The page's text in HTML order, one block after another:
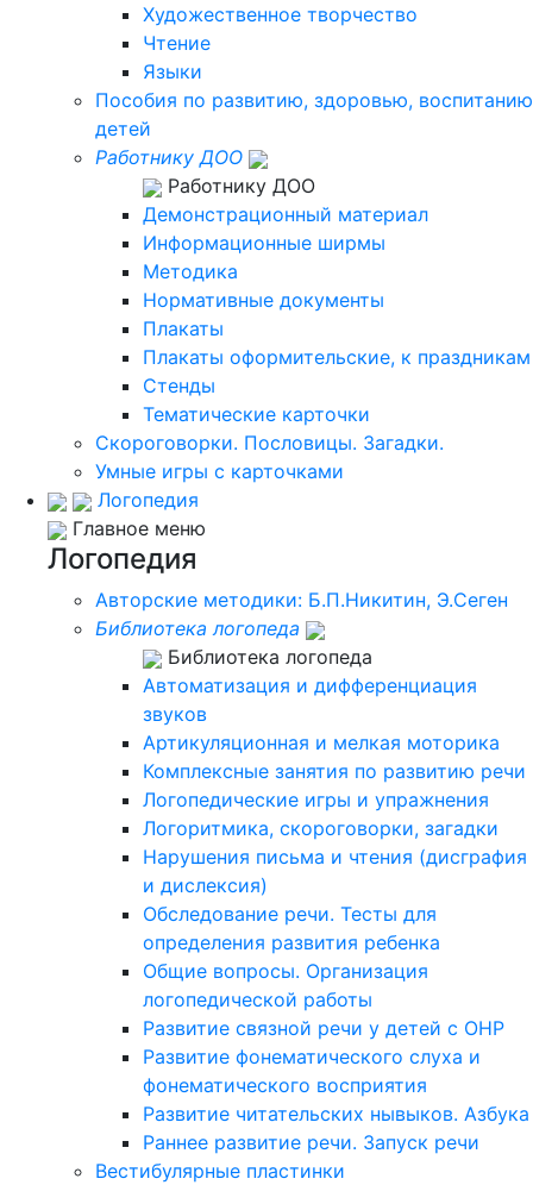
Художественное творчество
Чтение
Языки
Пособия по развитию, здоровью, воспитанию
детей
Работнику ДОО
Работнику ДОО
Демонстрационный материал
Информационные ширмы
Методика
Нормативные документы
Плакаты
Плакаты оформительские, к праздникам
Стенды
Тематические карточки
Скороговорки. Пословицы. Загадки.
Умные игры с карточками
Логопедия
Главное меню
Логопедия
Авторские методики: Б.П.Никитин, Э.Сеген
Библиотека логопеда
Библиотека логопеда
Автоматизация и дифференциация
звуков
Артикуляционная и мелкая моторика
Комплексные занятия по развитию речи
Логопедические игры и упражнения
Логоритмика, скороговорки, загадки
Нарушения письма и чтения (дисграфия
и дислексия)
Обследование речи. Тесты для
определения развития ребенка
Общие вопросы. Организация
логопедической работы
Развитие связной речи у детей с ОНР
Развитие фонематического слуха и
фонематического восприятия
Развитие читательских нывыков. Азбука
Раннее развитие речи. Запуск речи
Вестибулярные пластинки